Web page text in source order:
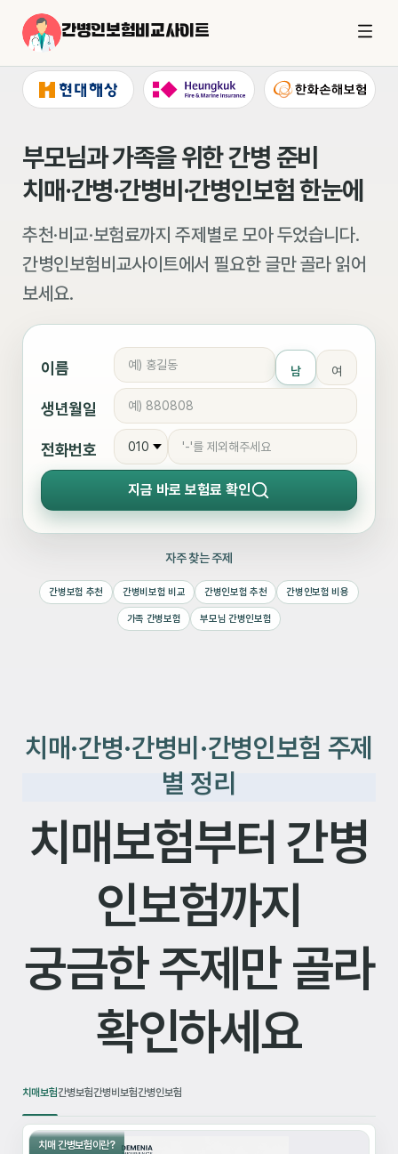
간병인보험비교사이트
부모님과 가족을 위한 간병 준비
치매·간병·간병비·간병인보험 한눈에
추천·비교·보험료까지 주제별로 모아 두었습니다.
간병인보험비교사이트에서 필요한 글만 골라 읽어
보세요.
이름 남 여
생년월일
전화번호
지금 바로 보험료 확인
자주 찾는 주제
간병보험 추천 간병비보험 비교 간병인보험 추천 간병인보험 비용
가족 간병보험 부모님 간병인보험
치매·간병·간병비·간병인보험 주제
별 정리
치매보험부터 간병
인보험까지
궁금한 주제만 골라
확인하세요
치매보험간병보험간병비보험간병인보험
치매 간병보험이란?